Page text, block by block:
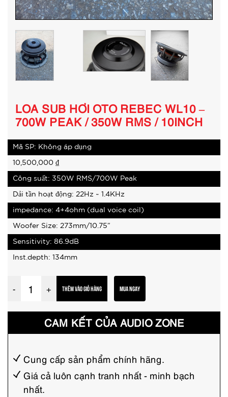
LOA SUB HƠI OTO REBEC WL10 –
700W PEAK / 350W RMS / 10INCH
Mã SP: Không áp dụng
10,500,000 ₫
Công suất: 350W RMS/700W Peak
Dải tần hoạt động: 22Hz ~ 1.4KHz
impedance: 4+4ohm (dual voice coil)
Woofer Size: 273mm/10.75″
Sensitivity: 86.9dB
Inst.depth: 134mm
-
a
B
h
ơ
+ THÊM VÀO GIỎ HÀNG MUA NGAY
CAM KẾT CỦA AUDIO ZONE
Cung cấp sản phẩm chính hãng.
Giá cả luôn cạnh tranh nhất - minh bạch
nhất.